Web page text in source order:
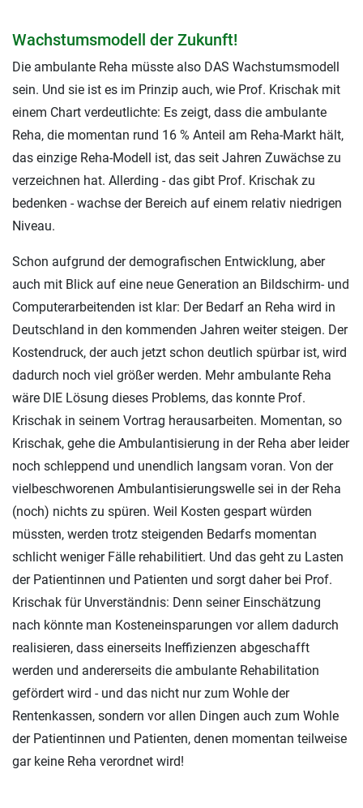
Wachstumsmodell der Zukunft!
Die ambulante Reha müsste also DAS Wachstumsmodell
sein. Und sie ist es im Prinzip auch, wie Prof. Krischak mit
einem Chart verdeutlichte: Es zeigt, dass die ambulante
Reha, die momentan rund 16 % Anteil am Reha-Markt hält,
das einzige Reha-Modell ist, das seit Jahren Zuwächse zu
verzeichnen hat. Allerding - das gibt Prof. Krischak zu
bedenken - wachse der Bereich auf einem relativ niedrigen
Niveau.
Schon aufgrund der demografischen Entwicklung, aber
auch mit Blick auf eine neue Generation an Bildschirm- und
Computerarbeitenden ist klar: Der Bedarf an Reha wird in
Deutschland in den kommenden Jahren weiter steigen. Der
Kostendruck, der auch jetzt schon deutlich spürbar ist, wird
dadurch noch viel größer werden. Mehr ambulante Reha
wäre DIE Lösung dieses Problems, das konnte Prof.
Krischak in seinem Vortrag herausarbeiten. Momentan, so
Krischak, gehe die Ambulantisierung in der Reha aber leider
noch schleppend und unendlich langsam voran. Von der
vielbeschworenen Ambulantisierungswelle sei in der Reha
(noch) nichts zu spüren. Weil Kosten gespart würden
müssten, werden trotz steigenden Bedarfs momentan
schlicht weniger Fälle rehabilitiert. Und das geht zu Lasten
der Patientinnen und Patienten und sorgt daher bei Prof.
Krischak für Unverständnis: Denn seiner Einschätzung
nach könnte man Kosteneinsparungen vor allem dadurch
realisieren, dass einerseits Ineffizienzen abgeschafft
werden und andererseits die ambulante Rehabilitation
gefördert wird - und das nicht nur zum Wohle der
Rentenkassen, sondern vor allen Dingen auch zum Wohle
der Patientinnen und Patienten, denen momentan teilweise
gar keine Reha verordnet wird!